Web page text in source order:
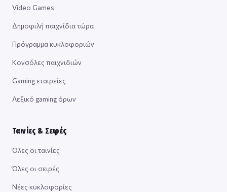
Video Games
Δημοφιλή παιχνίδια τώρα
Πρόγραμμα κυκλοφοριών
Κονσόλες παιχνιδιών
Gaming εταιρείες
Λεξικό gaming όρων
Ταινίες & Σειρές
Όλες οι ταινίες
Όλες οι σειρές
Νέες κυκλοφορίες